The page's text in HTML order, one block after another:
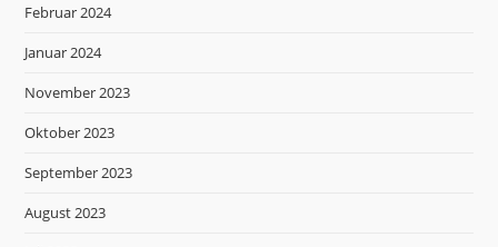
Februar 2024
Januar 2024
November 2023
Oktober 2023
September 2023
August 2023